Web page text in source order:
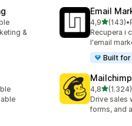
&
Email
4,9stelle su
(143)
143 •
Recupera i
l'email
Built
4,8stelle su
(1.324)
1324
Drive sales
forms, and